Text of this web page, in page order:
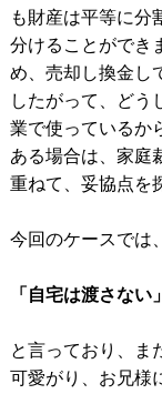
も財産は平等に分
分けることができ
め、売却し換金し
したがって、どう
業で使っているか
ある場合は、家庭
重ねて、妥協点を
今回のケースでは
「自宅は渡さない」
と言っており、ま
可愛がり、お兄様